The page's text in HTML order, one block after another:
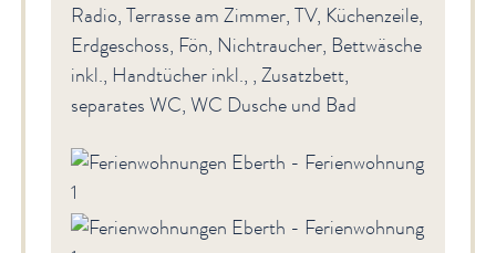
Radio, Terrasse am Zimmer, TV, Küchenzeile,
Erdgeschoss, Fön, Nichtraucher, Bettwäsche
inkl., Handtücher inkl., , Zusatzbett,
separates WC, WC Dusche und Bad